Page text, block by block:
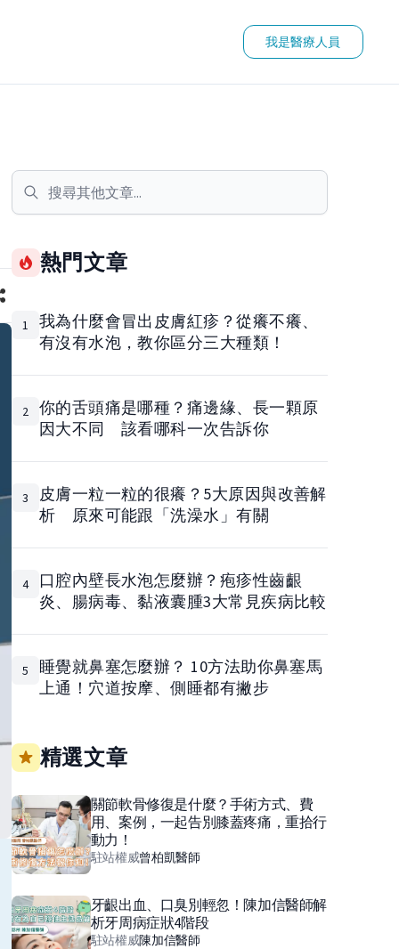
我是醫療人員
熱門文章
1
我為什麼會冒出皮膚紅疹？從癢不癢、
有沒有水泡，教你區分三大種類！
2
你的舌頭痛是哪種？痛邊緣、長一顆原
因大不同 該看哪科一次告訴你
3
皮膚一粒一粒的很癢？5大原因與改善解
析 原來可能跟「洗澡水」有關
4
口腔內壁長水泡怎麼辦？疱疹性齒齦
炎、腸病毒、黏液囊腫3大常見疾病比較
5
睡覺就鼻塞怎麼辦？ 10方法助你鼻塞馬
上通！穴道按摩、側睡都有撇步
精選文章
關節軟骨修復是什麼？手術方式、費
用、案例，一起告別膝蓋疼痛，重拾行
動力！
駐站權威曾柏凱醫師
牙齦出血、口臭別輕忽！陳加信醫師解
析牙周病症狀4階段
駐站權威陳加信醫師